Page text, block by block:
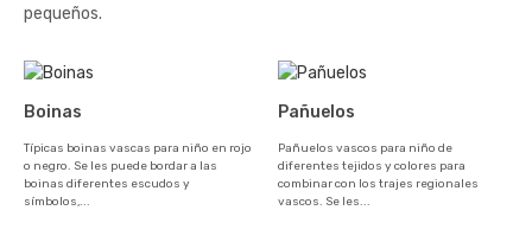
pequeños.
Boinas
Típicas boinas vascas para niño en rojo
o negro. Se les puede bordar a las
boinas diferentes escudos y
símbolos,...
Pañuelos
Pañuelos vascos para niño de
diferentes tejidos y colores para
combinar con los trajes regionales
vascos. Se les...